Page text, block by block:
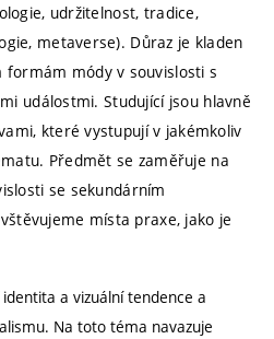
udržitelnost, tradice,
metaverse). Důraz je kladen
formám módy v souvislosti s
událostmi. Studující jsou hlavně
které vystupují v jakémkoliv
Předmět se zaměřuje na
se sekundárním
místa praxe, jako je
a vizuální tendence a
Na toto téma navazuje